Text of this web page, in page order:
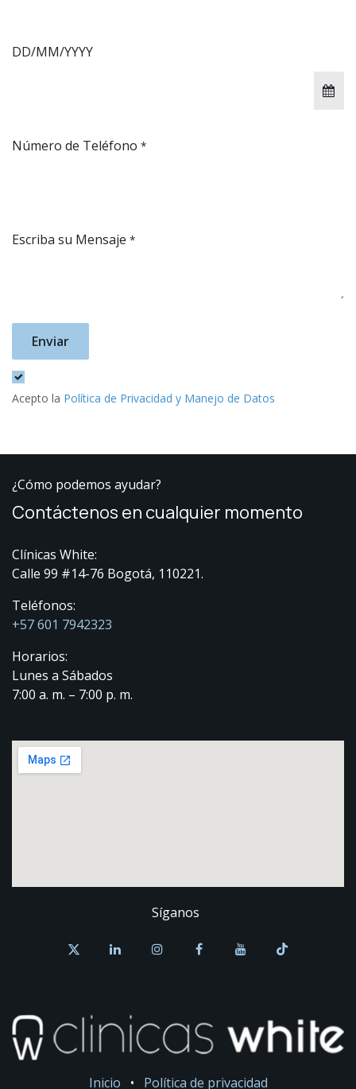
DD/MM/YYYY
Número de Teléfono *
Escriba su Mensaje *
Enviar
Acepto la Política de Privacidad y Manejo de Datos
¿Cómo podemos ayudar?
Contáctenos en cualquier momento
Clínicas White:
Calle 99 #14-76 Bogotá, 110221.
Teléfonos:
+57 601 7942323
Horarios:
Lunes a Sábados
7:00 a. m. – 7:00 p. m.
Síganos
Inicio • Política de privacidad